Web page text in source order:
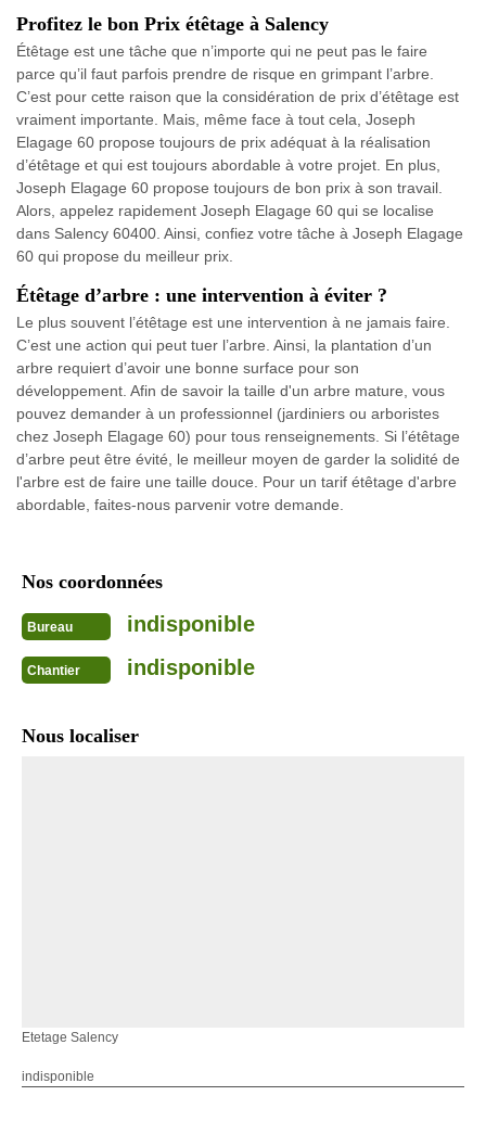
Profitez le bon Prix étêtage à Salency
Étêtage est une tâche que n’importe qui ne peut pas le faire
parce qu’il faut parfois prendre de risque en grimpant l’arbre.
C’est pour cette raison que la considération de prix d’étêtage est
vraiment importante. Mais, même face à tout cela, Joseph
Elagage 60 propose toujours de prix adéquat à la réalisation
d’étêtage et qui est toujours abordable à votre projet. En plus,
Joseph Elagage 60 propose toujours de bon prix à son travail.
Alors, appelez rapidement Joseph Elagage 60 qui se localise
dans Salency 60400. Ainsi, confiez votre tâche à Joseph Elagage
60 qui propose du meilleur prix.
Étêtage d’arbre : une intervention à éviter ?
Le plus souvent l’étêtage est une intervention à ne jamais faire.
C’est une action qui peut tuer l’arbre. Ainsi, la plantation d’un
arbre requiert d’avoir une bonne surface pour son
développement. Afin de savoir la taille d'un arbre mature, vous
pouvez demander à un professionnel (jardiniers ou arboristes
chez Joseph Elagage 60) pour tous renseignements. Si l’étêtage
d’arbre peut être évité, le meilleur moyen de garder la solidité de
l'arbre est de faire une taille douce. Pour un tarif étêtage d'arbre
abordable, faites-nous parvenir votre demande.
Nos coordonnées
Bureau indisponible
Chantier indisponible
Nous localiser
Etetage Salency
indisponible